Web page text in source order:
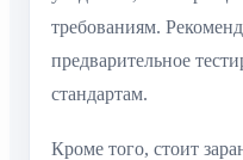
требованиям.
предварительное
стандартам.
Кроме того, стоит